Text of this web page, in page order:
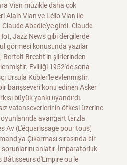
Vian müzikle daha çok
Alain Vian ve Léilo Vian ile
Abadie'ye girdi. Claude
Jazz News gibi dergilerde
görmesi konusunda yazılar
Bertolt Brecht'in şiirlerinden
Evliliği 1952'de sona
Ursula Kübler'le evlenmiştir.
barışseveri konu edinen Asker
büyük yankı uyandırdı.
vatanseverlerinin öfkesi üzerine
oyunlarında avangart tarzla
Av (L'équarissage pour tous)
Çıkarması sırasında bir
anlatır. İmparatorluk
Bâtisseurs d'Empire ou le